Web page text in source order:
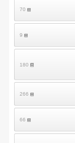
70
9
180
266
66